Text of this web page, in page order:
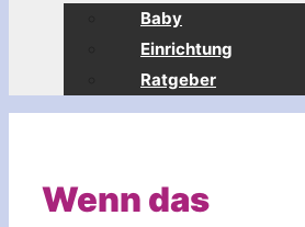
Baby
Einrichtung
Ratgeber
Wenn das